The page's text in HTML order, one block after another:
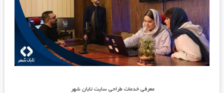
معرفی خدمات طراحی سایت تابان شهر